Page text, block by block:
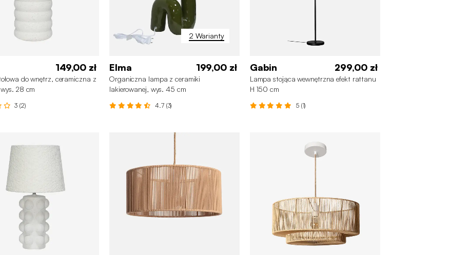
149,00 zł
do wnętrz, ceramiczna z
28 cm
3 (2)
2 Warianty
Elma 199,00 zł
Organiczna lampa z ceramiki
lakierowanej, wys. 45 cm
4.7 (3)
Gabin 299,00 zł
Lampa stojąca wewnętrzna efekt rattanu
H 150 cm
5 (1)